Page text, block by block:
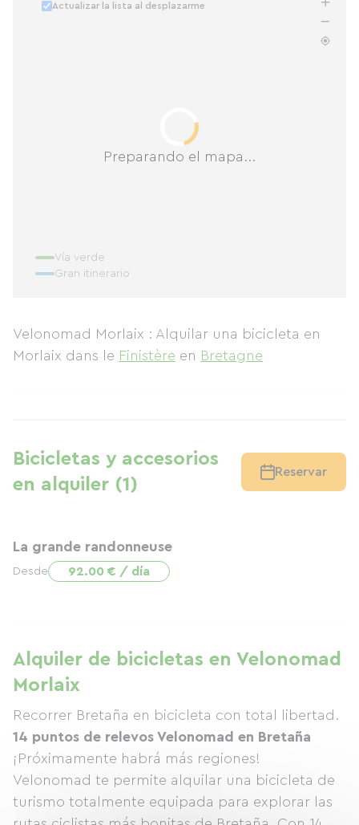
Preparando el mapa...
Actualizar la lista al desplazarme
Vía verde
Gran itinerario
Velonomad Morlaix : Alquilar una bicicleta en
Morlaix dans le Finistère en Bretagne
Bicicletas y accesorios
en alquiler (1)
Reservar
La grande randonneuse
Desde 92.00 € / día
Alquiler de bicicletas en Velonomad
Morlaix
Recorrer Bretaña en bicicleta con total libertad.
14 puntos de relevos Velonomad en Bretaña
¡Próximamente habrá más regiones!
Velonomad te permite alquilar una bicicleta de
turismo totalmente equipada para explorar las